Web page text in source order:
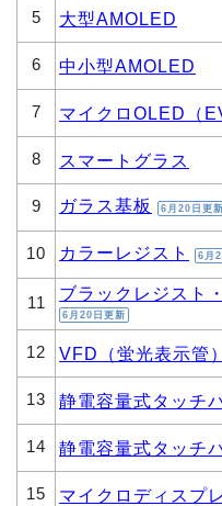
5 大型AMOLED
6 中小型AMOLED
7 マイクロOLED（
8 スマートグラス
9 ガラス基板 6月20日更新
10 カラーレジスト 6月
11 ブラックレジスト
6月20日更新
12 VFD（蛍光表示管）
13 静電容量式タッチ
14 静電容量式タッチ
15 マイクロディスプ